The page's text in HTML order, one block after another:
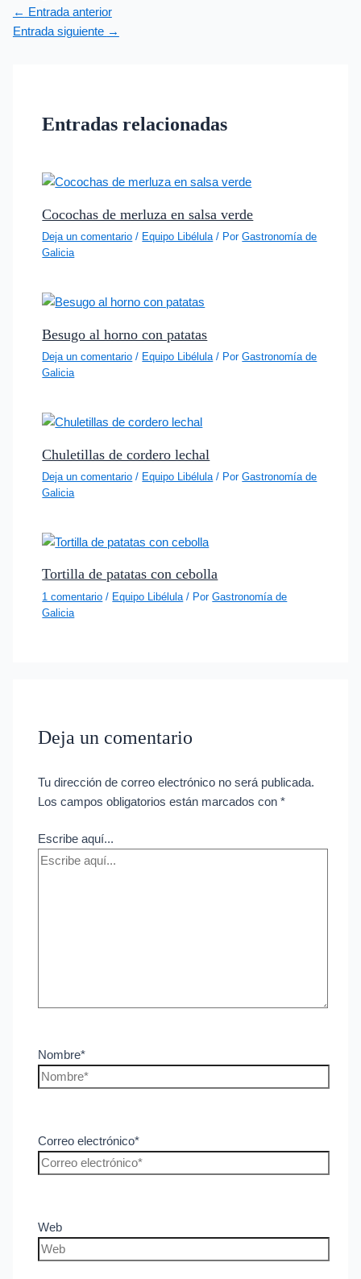
← Entrada anterior
Entrada siguiente →
Entradas relacionadas
Cocochas de merluza en salsa verde
Deja un comentario / Equipo Libélula / PorGastronomía de
Galicia
Besugo al horno con patatas
Deja un comentario / Equipo Libélula / PorGastronomía de
Galicia
Chuletillas de cordero lechal
Deja un comentario / Equipo Libélula / PorGastronomía de
Galicia
Tortilla de patatas con cebolla
1 comentario / Equipo Libélula / PorGastronomía de
Galicia
Deja un comentario
Tu dirección de correo electrónico no será publicada.
Los campos obligatorios están marcados con*
Escribe aquí...
Nombre*
Correo electrónico*
Web